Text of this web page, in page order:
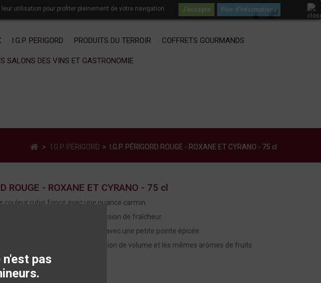
0
utilisation pour profiter pleinement de votre navigation. Plus d'informations
I.G.P. PERIGORD PRODUITS DU TERROIR COFFRETS GOURMANDS
SALONS DES VINS ET GASTRONOMIE
pas
> I.G.P. PERIGORD > I.G.P. PÉRIGORD ROUGE - ROXANE ET CYRANO - 75 cl
ROUGE - ROXANE ET CYRANO - 75 cl
couleur rubis foncé avec une nuance carmin.
bonne intensité avec une impression de fraîcheur.
de cerise et de fruits rouges avec une petite pointe épicée.
et souple avec une belle impression de volume et les mêmes arômes de fruits